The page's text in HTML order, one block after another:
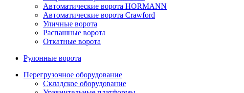
Автоматические ворота HORMANN
Автоматические ворота Crawford
Уличные ворота
Распашные ворота
Откатные ворота
Рулонные ворота
Перегрузочное оборудование
Складское оборудование